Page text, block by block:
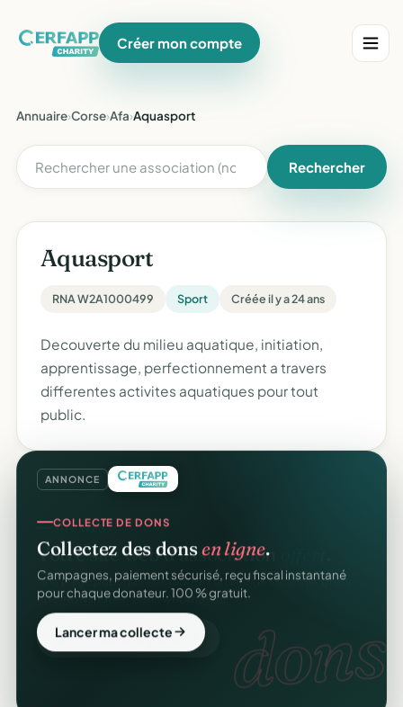
Créer mon compte
Annuaire›Corse›Afa›Aquasport
Rechercher
Aquasport
RNA W2A1000499 Sport Créée il y a 24 ans
Decouverte du milieu aquatique, initiation,
apprentissage, perfectionnement a travers
differentes activites aquatiques pour tout
public.
ANNONCE
dons.
COLLECTE DE DONS
Collectez des donsen ligne.
Campagnes, paiement sécurisé, reçu fiscal instantané
pour chaque donateur. 100 % gratuit.
Lancer ma collecte